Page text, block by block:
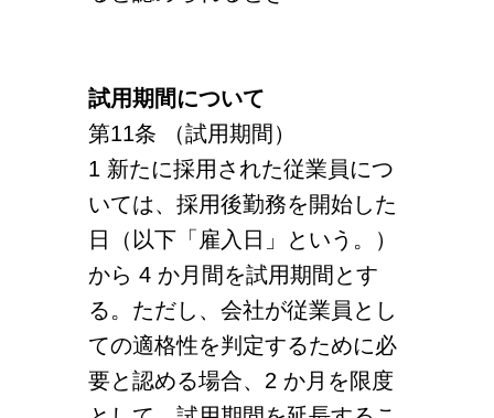
試用期間について
第11条 （試用期間）
1 新たに採用された従業員につ
いては、採用後勤務を開始した
日（以下「雇入日」という。）
から 4 か月間を試用期間とす
る。ただし、会社が従業員とし
ての適格性を判定するために必
要と認める場合、2 か月を限度